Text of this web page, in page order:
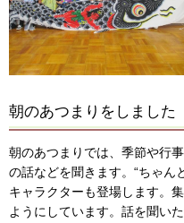
朝のあつまりをしました
朝のあつまりでは、季節や行
の話などを聞きます。“ちゃん
キャラクターも登場します。
ようにしています。話を聞い